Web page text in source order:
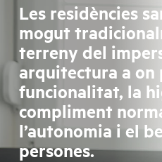
Les residències
mogut
terreny del
arquitectura a on
funcionalitat, la
compliment
l’autonomia i el
persones.